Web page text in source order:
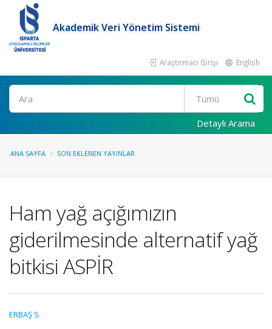
Akademik Veri Yönetim Sistemi
Araştırmacı Girişi English
Ara
Detaylı Arama
ANA SAYFA SON EKLENEN YAYINLAR
Ham yağ açığımızın
giderilmesinde alternatif yağ
bitkisi ASPİR
ERBAŞ S.